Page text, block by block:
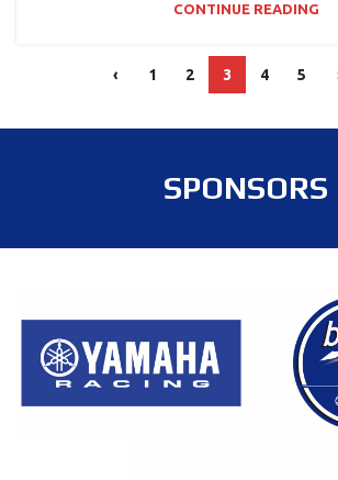
CONTINUE READING
‹ 1 2 3 4 5
SPONSORS